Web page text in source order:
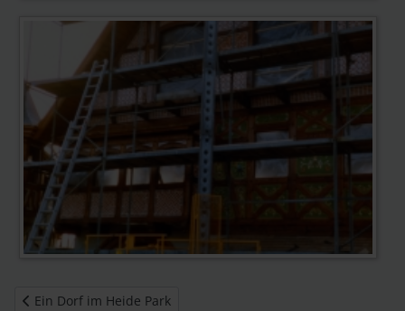
Vorheriger Beitrag: Ein Dorf im Heide Park
Ein Dorf im Heide Park